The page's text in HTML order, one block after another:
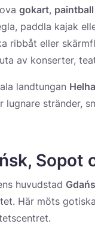
gokart, paintball
paddla kajak
ribbåt eller
av konserter,
landtungan
lugnare stränder,
, Sopot
huvudstad
Här möts